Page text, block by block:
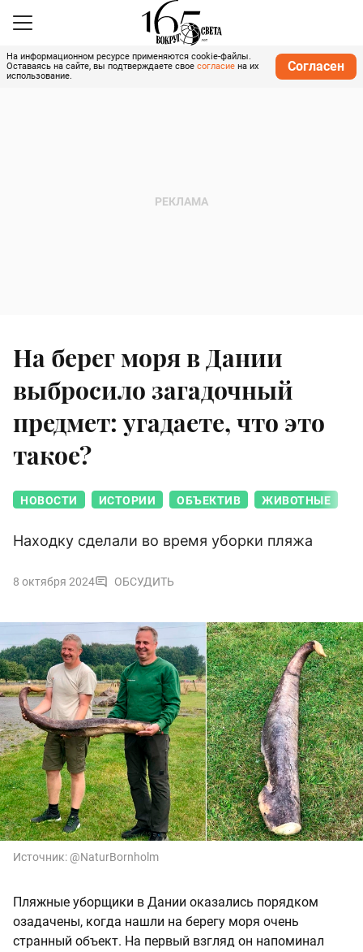
На информационном ресурсе применяются cookie-файлы.
Оставаясь на сайте, вы подтверждаете свое согласие на их
использование.
Согласен
На берег моря в Дании
выбросило загадочный
предмет: угадаете, что это
такое?
НОВОСТИ ИСТОРИИ ОБЪЕКТИВ ЖИВОТНЫЕ
Находку сделали во время уборки пляжа
8 октября 2024 ОБСУДИТЬ
Источник: @NaturBornholm
Пляжные уборщики в Дании оказались порядком
озадачены, когда нашли на берегу моря очень
странный объект. На первый взгляд он напоминал